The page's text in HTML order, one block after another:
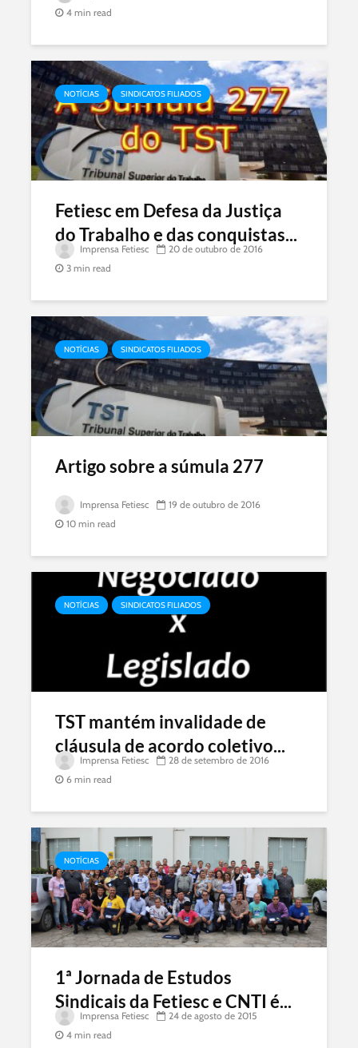
4 min read
NOTÍCIAS SINDICATOS FILIADOS
Fetiesc em Defesa da Justiça
do Trabalho e das conquistas...
Imprensa Fetiesc
20 de outubro de 2016
3 min read
NOTÍCIAS SINDICATOS FILIADOS
Artigo sobre a súmula 277
Imprensa Fetiesc
19 de outubro de 2016
10 min read
NOTÍCIAS SINDICATOS FILIADOS
TST mantém invalidade de
cláusula de acordo coletivo...
Imprensa Fetiesc
28 de setembro de 2016
6 min read
NOTÍCIAS
1ª Jornada de Estudos
Sindicais da Fetiesc e CNTI é...
Imprensa Fetiesc
24 de agosto de 2015
4 min read